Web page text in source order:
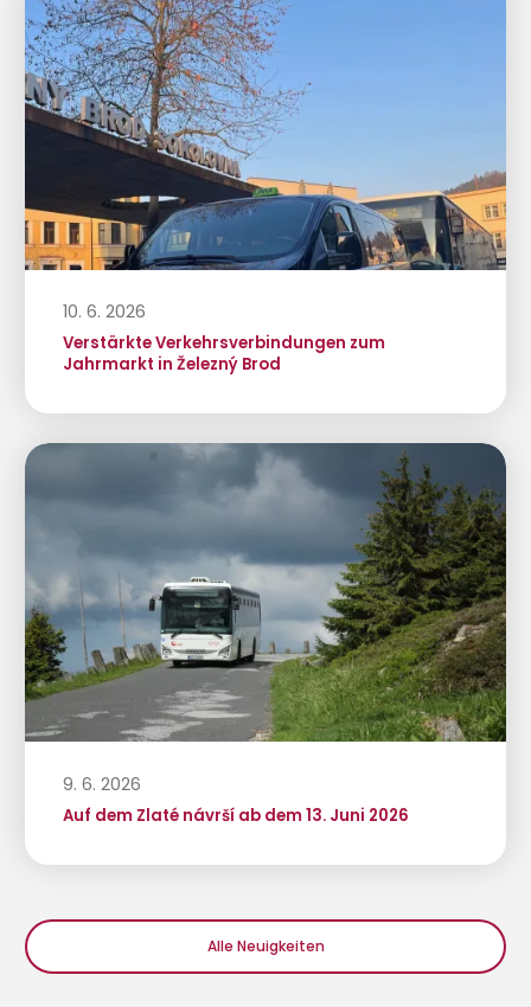
10. 6. 2026
Verstärkte Verkehrsverbindungen zum
Jahrmarkt in Železný Brod
9. 6. 2026
Auf dem Zlaté návrší ab dem 13. Juni 2026
Alle Neuigkeiten